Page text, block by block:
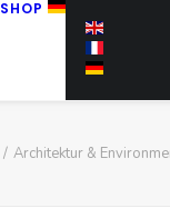
SHOP
Architektur &